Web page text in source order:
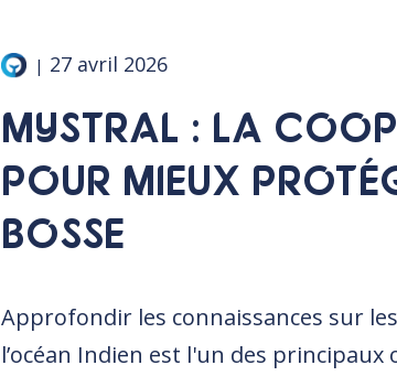
| 27 avril 2026
MYSTRAL : LA
POUR MIEUX
BOSSE
Approfondir les connaissances sur
l’océan Indien est l'un des